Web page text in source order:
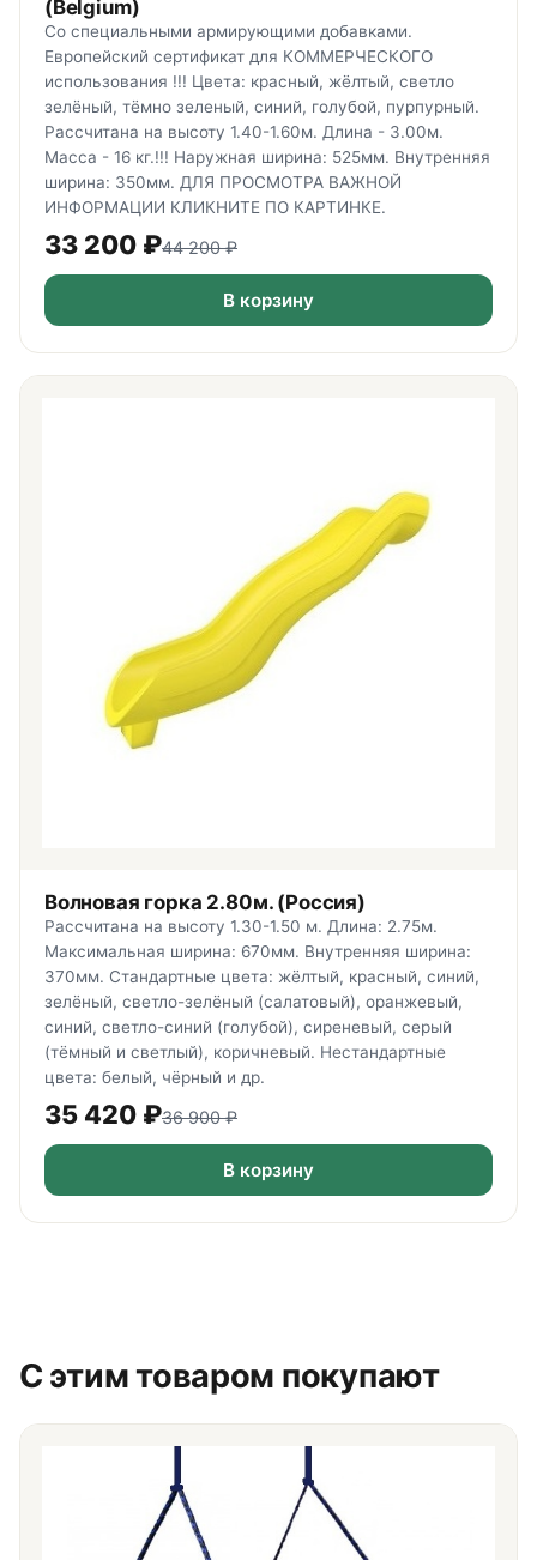
(Belgium)
Со специальными армирующими добавками.
Европейский сертификат для КОММЕРЧЕСКОГО
использования !!! Цвета: красный, жёлтый, светло
зелёный, тёмно зеленый, синий, голубой, пурпурный.
Рассчитана на высоту 1.40-1.60м. Длина - 3.00м.
Масса - 16 кг.!!! Наружная ширина: 525мм. Внутренняя
ширина: 350мм. ДЛЯ ПРОСМОТРА ВАЖНОЙ
ИНФОРМАЦИИ КЛИКНИТЕ ПО КАРТИНКЕ.
33 200 ₽44 200₽
В корзину
Волновая горка 2.80м. (Россия)
Рассчитана на высоту 1.30-1.50 м. Длина: 2.75м.
Максимальная ширина: 670мм. Внутренняя ширина:
370мм. Стандартные цвета: жёлтый, красный, синий,
зелёный, светло-зелёный (салатовый), оранжевый,
синий, светло-синий (голубой), сиреневый, серый
(тёмный и светлый), коричневый. Нестандартные
цвета: белый, чёрный и др.
35 420 ₽36 900₽
В корзину
С этим товаром покупают